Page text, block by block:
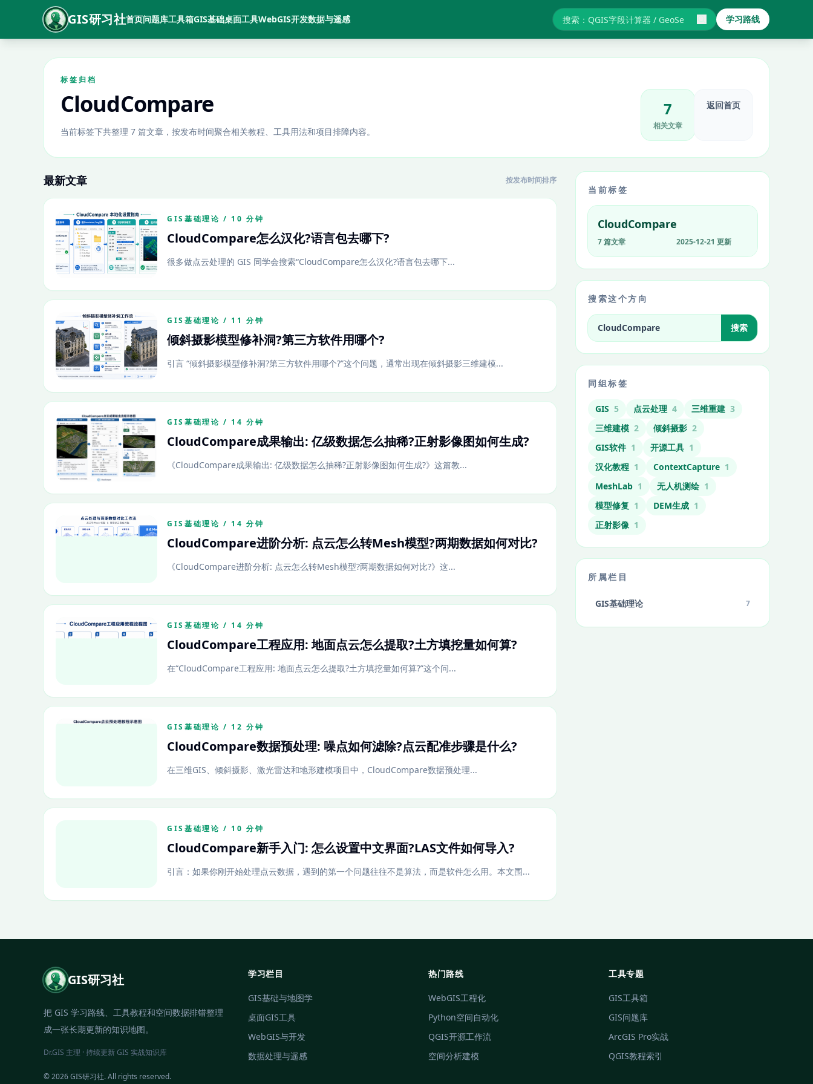
GIS研习社首页问题库工具箱GIS基础桌面工具WebGIS开发数据与遥感 搜索GIS教程与报错 学习路线
标签归档
CloudCompare
当前标签下共整理 7 篇文章，按发布时间聚合相关教程、工具用法和项目排障内容。
7
相关文章
返回首页
最新文章 按发布时间排序
GIS基础理论 / 10 分钟
CloudCompare怎么汉化?语言包去哪下?
很多做点云处理的 GIS 同学会搜索“CloudCompare怎么汉化?语言包去哪下...
GIS基础理论 / 11 分钟
倾斜摄影模型修补洞?第三方软件用哪个?
引言 “倾斜摄影模型修补洞?第三方软件用哪个?”这个问题，通常出现在倾斜摄影三维建模...
GIS基础理论 / 14 分钟
CloudCompare成果输出: 亿级数据怎么抽稀?正射影像图如何生成?
《CloudCompare成果输出: 亿级数据怎么抽稀?正射影像图如何生成?》这篇教...
GIS基础理论 / 14 分钟
CloudCompare进阶分析: 点云怎么转Mesh模型?两期数据如何对比?
《CloudCompare进阶分析: 点云怎么转Mesh模型?两期数据如何对比?》这...
GIS基础理论 / 14 分钟
CloudCompare工程应用: 地面点云怎么提取?土方填挖量如何算?
在“CloudCompare工程应用: 地面点云怎么提取?土方填挖量如何算?”这个问...
GIS基础理论 / 12 分钟
CloudCompare数据预处理: 噪点如何滤除?点云配准步骤是什么?
在三维GIS、倾斜摄影、激光雷达和地形建模项目中，CloudCompare数据预处理...
GIS基础理论 / 10 分钟
CloudCompare新手入门: 怎么设置中文界面?LAS文件如何导入?
引言：如果你刚开始处理点云数据，遇到的第一个问题往往不是算法，而是软件怎么用。本文围...
当前标签
CloudCompare
7 篇文章 2025-12-21 更新
搜索这个方向
搜索标签相关文章 搜索
同组标签
GIS 5 点云处理 4 三维重建 3
三维建模 2 倾斜摄影 2
GIS软件 1 开源工具 1
汉化教程 1 ContextCapture 1
MeshLab 1 无人机测绘 1
模型修复 1 DEM生成 1
正射影像 1
所属栏目
GIS基础理论 7
GIS研习社
把 GIS 学习路线、工具教程和空间数据排错整理
成一张长期更新的知识地图。
Dr.GIS 主理 · 持续更新 GIS 实战知识库
© 2026 GIS研习社. All rights reserved.
学习栏目
GIS基础与地图学
桌面GIS工具
WebGIS与开发
数据处理与遥感
热门路线
WebGIS工程化
Python空间自动化
QGIS开源工作流
空间分析建模
工具专题
GIS工具箱
GIS问题库
ArcGIS Pro实战
QGIS教程索引